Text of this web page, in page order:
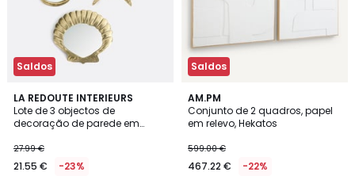
Saldos
LA REDOUTE INTERIEURS
Lote de 3 objectos de
decoração de parede em
27.99 €
21.55 € -23%
Saldos
AM.PM
Conjunto de 2 quadros, papel
em relevo, Hekatos
599.00 €
467.22 € -22%
5
/
5